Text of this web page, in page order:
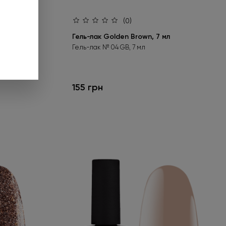
(0)
Гель-лак Golden Brown, 7 мл
Гель-лак № 04 GB, 7 мл
155 грн
подарунок».